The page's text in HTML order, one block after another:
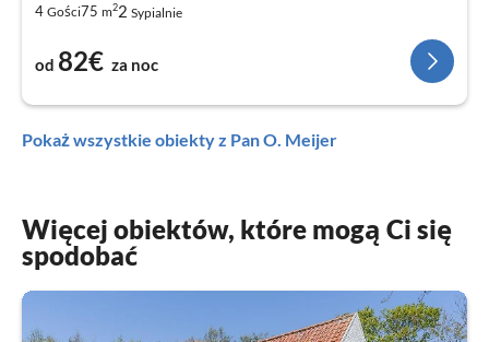
4 Gości75 m22 Sypialnie
od 82€ za noc
Pokaż wszystkie obiekty z Pan O. Meijer
Więcej obiektów, które mogą Ci się
spodobać